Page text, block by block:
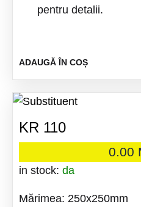
pentru detalii.
ADAUGĂ ÎN COȘ
KR 110
0.00
in stock: da
Mărimea: 250x250mm